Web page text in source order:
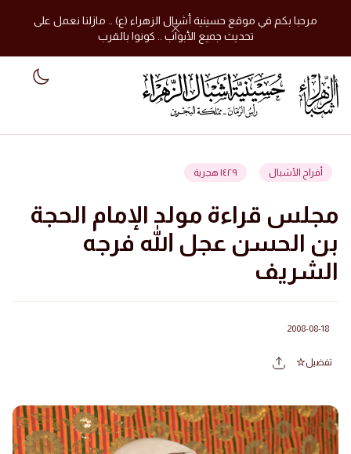
مرحبا بكم في موقع حسينية أشبال الزهراء (ع) .. مازلنا نعمل على
تحديث جميع الأبواب .. كونوا بالقرب
أفراح الأشبال ١٤٢٩ هجرية
مجلس قراءة مولد الإمام الحجة
بن الحسن عجل الله فرجه
الشريف
2008-08-18
تفضيل